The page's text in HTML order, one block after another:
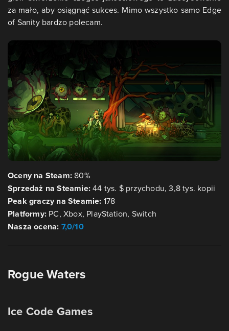
za mało, aby osiągnąć sukces. Mimo wszystko samo Edge
of Sanity bardzo polecam.
Oceny na Steam: 80%
Sprzedaż na Steamie:44 tys. $ przychodu, 3,8 tys. kopii
Peak graczy na Steamie: 178
Platformy: PC, Xbox, PlayStation, Switch
Nasza ocena: 7,0/10
Rogue Waters
Ice Code Games